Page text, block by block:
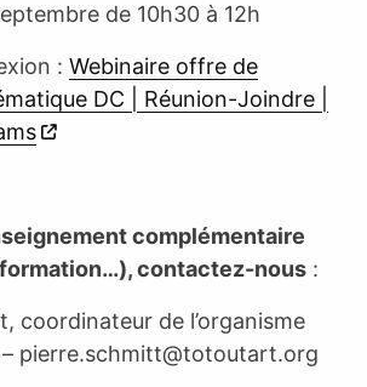
de 10h30 à 12h
: Webinaire offre de
DC | Réunion-Joindre |
complémentaire
contactez-nous :
coordinateur de l’organisme
pierre.schmitt@totoutart.org